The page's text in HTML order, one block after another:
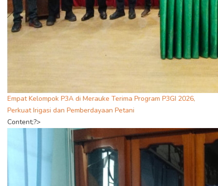
Empat Kelompok P3A di Merauke Terima Program P3GI 2026,
Perkuat Irigasi dan Pemberdayaan Petani
Content;?>